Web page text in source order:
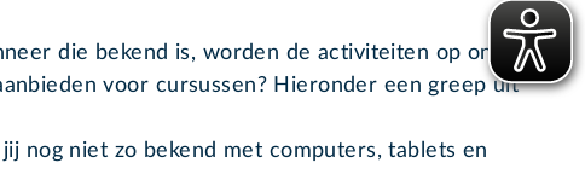
die bekend is, worden de activiteiten op onze
voor cursussen? Hieronder een greep uit
nog niet zo bekend met computers, tablets en